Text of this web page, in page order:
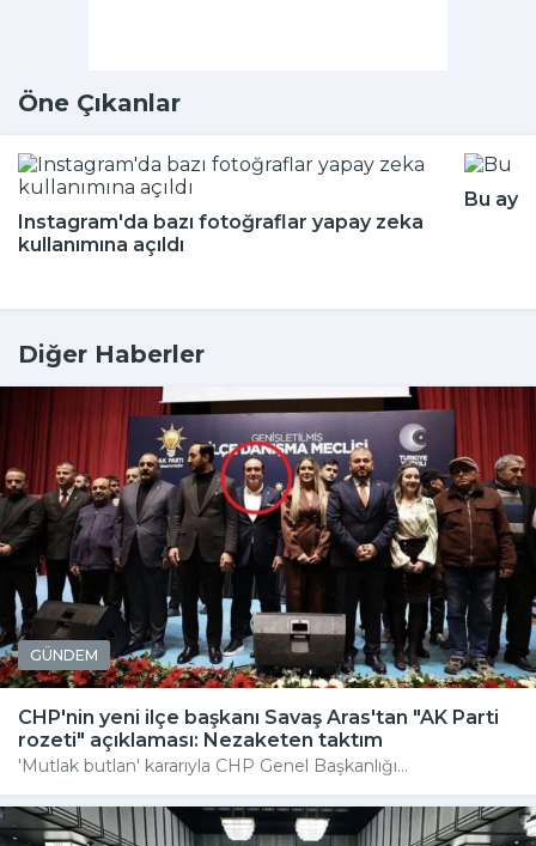
Öne Çıkanlar
Instagram'da bazı fotoğraflar yapay zeka
kullanımına açıldı
Bu
Diğer Haberler
GÜNDEM
CHP'nin yeni ilçe başkanı Savaş Aras'tan "AK Parti
rozeti" açıklaması: Nezaketen taktım
'Mutlak butlan' kararıyla CHP Genel Başkanlığı...